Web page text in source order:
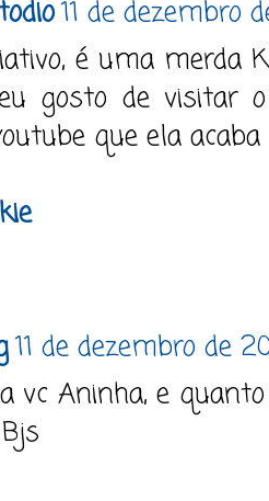
11 de dezembro
é uma merda
gosto de visitar
que ela acaba
11 de dezembro de
vc Aninha, e